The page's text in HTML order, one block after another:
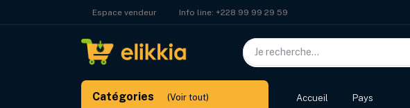
Espace vendeur Info line: +228 99 99 29 59
Catégories (Voir tout) Accueil Pays